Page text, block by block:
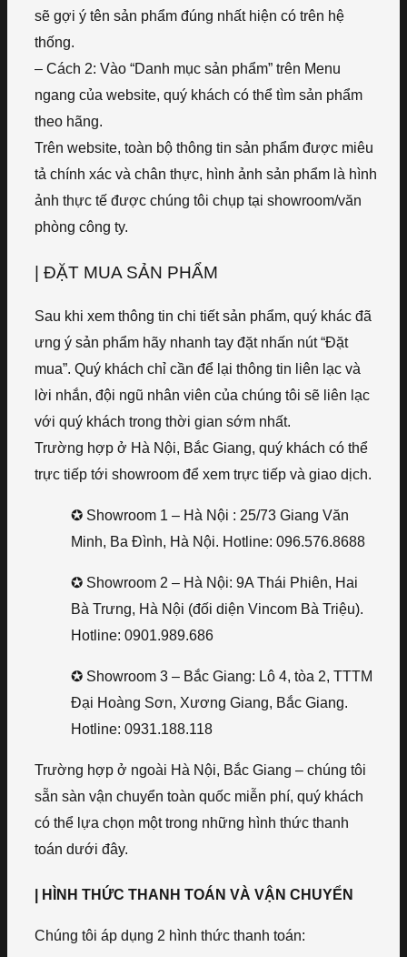
sẽ gợi ý tên sản phẩm đúng nhất hiện có trên hệ
thống.
– Cách 2: Vào “Danh mục sản phẩm” trên Menu
ngang của website, quý khách có thể tìm sản phẩm
theo hãng.
Trên website, toàn bộ thông tin sản phẩm được miêu
tả chính xác và chân thực, hình ảnh sản phẩm là hình
ảnh thực tế được chúng tôi chụp tại showroom/văn
phòng công ty.
| ĐẶT MUA SẢN PHẨM
Sau khi xem thông tin chi tiết sản phẩm, quý khác đã
ưng ý sản phẩm hãy nhanh tay đặt nhấn nút “Đặt
mua”. Quý khách chỉ cần để lại thông tin liên lạc và
lời nhắn, đội ngũ nhân viên của chúng tôi sẽ liên lạc
với quý khách trong thời gian sớm nhất.
Trường hợp ở Hà Nội, Bắc Giang, quý khách có thể
trực tiếp tới showroom để xem trực tiếp và giao dịch.
✪ Showroom 1 – Hà Nội : 25/73 Giang Văn
Minh, Ba Đình, Hà Nội. Hotline: 096.576.8688
✪ Showroom 2 – Hà Nội: 9A Thái Phiên, Hai
Bà Trưng, Hà Nội (đối diện Vincom Bà Triệu).
Hotline: 0901.989.686
✪ Showroom 3 – Bắc Giang: Lô 4, tòa 2, TTTM
Đại Hoàng Sơn, Xương Giang, Bắc Giang.
Hotline: 0931.188.118
Trường hợp ở ngoài Hà Nội, Bắc Giang – chúng tôi
sẵn sàn vận chuyển toàn quốc miễn phí, quý khách
có thể lựa chọn một trong những hình thức thanh
toán dưới đây.
| HÌNH THỨC THANH TOÁN VÀ VẬN CHUYỂN
Chúng tôi áp dụng 2 hình thức thanh toán: